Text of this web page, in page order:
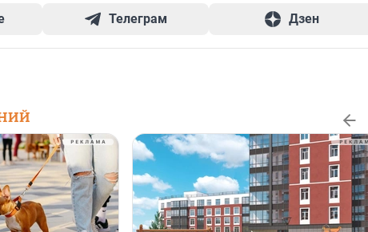
Телеграм Дзен